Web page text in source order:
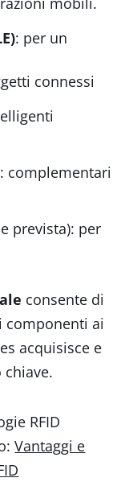
: per un
connessi
: complementari
prevista): per
consente di
componenti ai
acquisisce e
RFID
Vantaggi e